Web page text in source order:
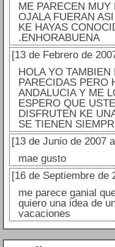
ME PARECEN
OJALA FUERAN
KE HAYAS
.ENHORABUENA
[13 de Febrero de
HOLA YO
PARECIDAS PERO
ANDALUCIA Y ME
ESPERO QUE
DISFRUTEN KE
SE TIENEN
[13 de Junio de 2007
mae gusto
[16 de Septiembre de
me parece ganial
quiero una idea de
vacaciones